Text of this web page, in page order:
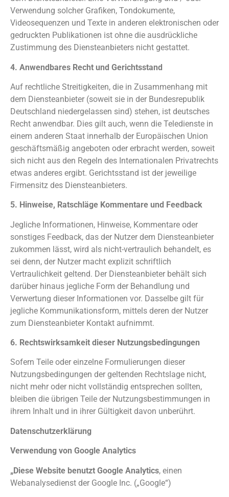
Verwendung solcher Grafiken, Tondokumente,
Videosequenzen und Texte in anderen elektronischen oder
gedruckten Publikationen ist ohne die ausdrückliche
Zustimmung des Diensteanbieters nicht gestattet.
4. Anwendbares Recht und Gerichtsstand
Auf rechtliche Streitigkeiten, die in Zusammenhang mit
dem Diensteanbieter (soweit sie in der Bundesrepublik
Deutschland niedergelassen sind) stehen, ist deutsches
Recht anwendbar. Dies gilt auch, wenn die Teledienste in
einem anderen Staat innerhalb der Europäischen Union
geschäftsmäßig angeboten oder erbracht werden, soweit
sich nicht aus den Regeln des Internationalen Privatrechts
etwas anderes ergibt. Gerichtsstand ist der jeweilige
Firmensitz des Diensteanbieters.
5. Hinweise, Ratschläge Kommentare und Feedback
Jegliche Informationen, Hinweise, Kommentare oder
sonstiges Feedback, das der Nutzer dem Diensteanbieter
zukommen lässt, wird als nicht-vertraulich behandelt, es
sei denn, der Nutzer macht explizit schriftlich
Vertraulichkeit geltend. Der Diensteanbieter behält sich
darüber hinaus jegliche Form der Behandlung und
Verwertung dieser Informationen vor. Dasselbe gilt für
jegliche Kommunikationsform, mittels deren der Nutzer
zum Diensteanbieter Kontakt aufnimmt.
6. Rechtswirksamkeit dieser Nutzungsbedingungen
Sofern Teile oder einzelne Formulierungen dieser
Nutzungsbedingungen der geltenden Rechtslage nicht,
nicht mehr oder nicht vollständig entsprechen sollten,
bleiben die übrigen Teile der Nutzungsbestimmungen in
ihrem Inhalt und in ihrer Gültigkeit davon unberührt.
Datenschutzerklärung
Verwendung von Google Analytics
„Diese Website benutzt Google Analytics, einen
Webanalysedienst der Google Inc. („Google“)